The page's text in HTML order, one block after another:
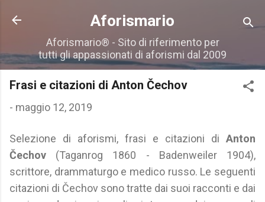
Passa ai contenuti principali
Aforismario
Aforismario® - Sito di riferimento per
tutti gli appassionati di aforismi dal 2009
Frasi e citazioni di Anton Čechov
- maggio 12, 2019
Selezione di aforismi, frasi e citazioni di Anton
Čechov (Taganrog 1860 - Badenweiler 1904),
scrittore, drammaturgo e medico russo. Le seguenti
citazioni di Čechov sono tratte dai suoi racconti e dai